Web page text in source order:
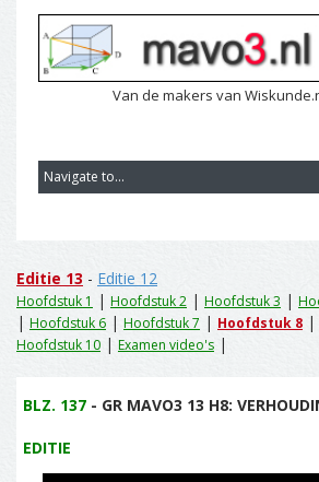
Van de makers van
Editie 13 - Editie 12
Hoofdstuk 1 | Hoofdstuk 2 | Hoofdstuk 3 |
| Hoofdstuk 6 | Hoofdstuk 7 | Hoofdstuk 8 |
Hoofdstuk 10 | Examen video's |
BLZ. 137 - GR MAVO3 13 H8:
EDITIE